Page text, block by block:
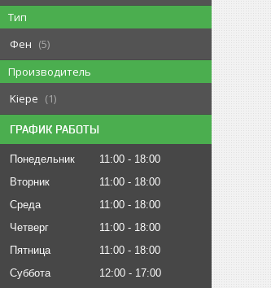
Тип
Фен
5
Производитель
Kiepe
1
ГРАФИК РАБОТЫ
Понедельник 11:00
18:00
Вторник
11:00
18:00
Среда
11:00
18:00
Четверг
11:00
18:00
Пятница
11:00
18:00
Суббота
12:00
17:00